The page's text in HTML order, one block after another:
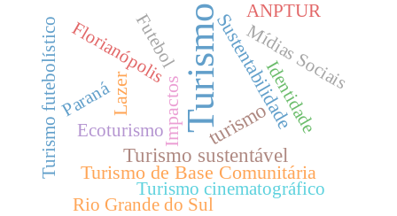
Turismo
Turismo sustentável
turismo
Impactos
Lazer Sustentabilidade
Turismo de Base Comunitária
Ecoturismo
Florianópolis
Turismo cinematográfico
Mídias Sociais
Paraná Identidade
Rio Grande do Sul
Turismo futebolístico Futebol ANPTUR